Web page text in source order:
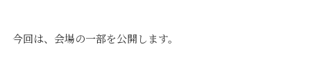
Concept Product
今回は、会場の一部を公開します。